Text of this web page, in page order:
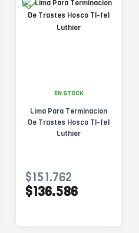
EN STOCK
Lima Para Terminacion
De Trastes Hosco Tl-fe1
Luthier
$151.762
$136.586